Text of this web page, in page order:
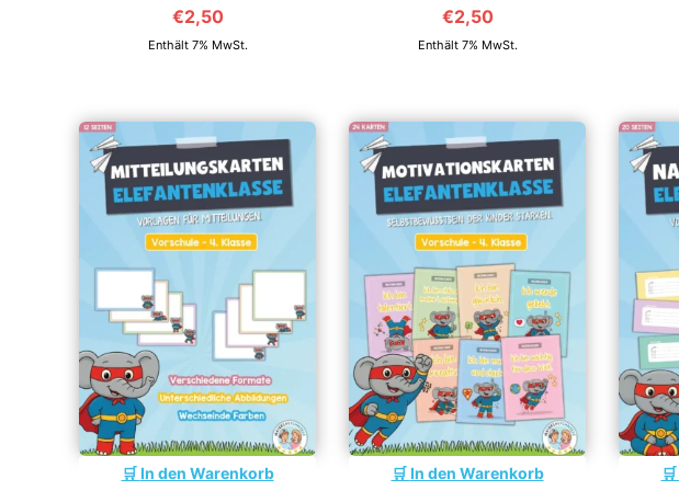
€2,50
Enthält 7% MwSt.
€2,50
Enthält 7% MwSt.
In den Warenkorb In den Warenkorb